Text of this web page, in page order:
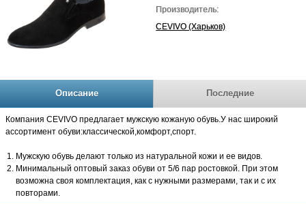
Производитель:
CEVIVO (Харьков)
Описание Последние
Компания CEVIVO предлагает мужскую кожаную обувь.У нас широкий
ассортимент обуви:классической,комфорт,спорт.
Мужскую обувь делают только из натуральной кожи и ее видов.
Минимальный оптовый заказ обуви от 5/6 пар ростовкой. При этом
возможна своя комплектация, как с нужными размерами, так и с их
повторами.